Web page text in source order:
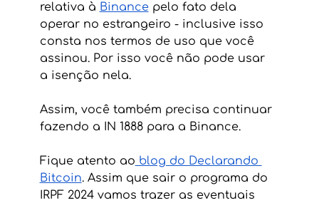
relativa à Binance pelo fato dela
operar no estrangeiro - inclusive isso
consta nos termos de uso que você
assinou. Por isso você não pode usar
a isenção nela.
Assim, você também precisa continuar
fazendo a IN 1888 para a Binance.
Fique atento ao blog do Declarando
Bitcoin. Assim que sair o programa do
IRPF 2024 vamos trazer as eventuais